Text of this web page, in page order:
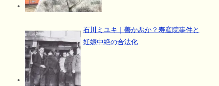
石川ミユキ｜善か悪か？寿産院事件と
妊娠中絶の合法化